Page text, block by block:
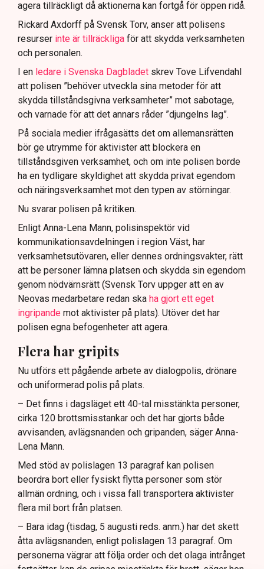
Samtidigt är polisarbetet komplext när det gäller
att navigera juridiska rättigheter och gränser.
agera tillräckligt då aktionerna kan fortgå för öppen ridå.
Rickard Axdorff på Svensk Torv, anser att polisens
resurser inte är tillräckliga för att skydda verksamheten
och personalen.
I en ledare i Svenska Dagbladet skrev Tove Lifvendahl
att polisen ”behöver utveckla sina metoder för att
skydda tillståndsgivna verksamheter” mot sabotage,
och varnade för att det annars råder ”djungelns lag”.
På sociala medier ifrågasätts det om allemansrätten
bör ge utrymme för aktivister att blockera en
tillståndsgiven verksamhet, och om inte polisen borde
ha en tydligare skyldighet att skydda privat egendom
och näringsverksamhet mot den typen av störningar.
Nu svarar polisen på kritiken.
Enligt Anna-Lena Mann, polisinspektör vid
kommunikationsavdelningen i region Väst, har
verksamhetsutövaren, eller dennes ordningsvakter, rätt
att be personer lämna platsen och skydda sin egendom
genom nödvärnsrätt (Svensk Torv uppger att en av
Neovas medarbetare redan ska ha gjort ett eget
ingripande mot aktivister på plats). Utöver det har
polisen egna befogenheter att agera.
Flera har gripits
Nu utförs ett pågående arbete av dialogpolis, drönare
och uniformerad polis på plats.
– Det finns i dagsläget ett 40-tal misstänkta personer,
cirka 120 brottsmisstankar och det har gjorts både
avvisanden, avlägsnanden och gripanden, säger Anna-
Lena Mann.
Med stöd av polislagen 13 paragraf kan polisen
beordra bort eller fysiskt flytta personer som stör
allmän ordning, och i vissa fall transportera aktivister
flera mil bort från platsen.
– Bara idag (tisdag, 5 augusti reds. anm.) har det skett
åtta avlägsnanden, enligt polislagen 13 paragraf. Om
personerna vägrar att följa order och det olaga intrånget